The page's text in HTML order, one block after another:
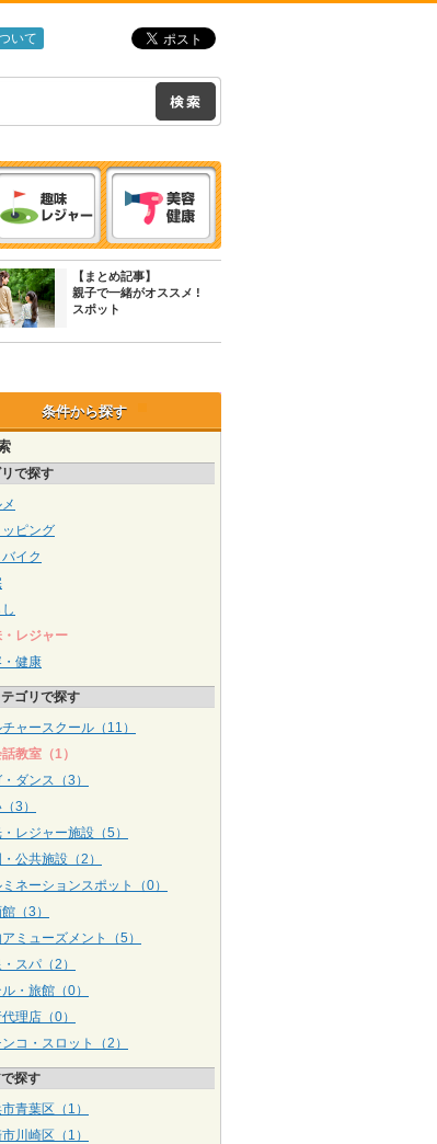
いて
【まとめ記事】
親子で一緒がオススメ !
スポット
条件から探す
で探す
ッピング
イク
・レジャー
健康
ゴリで探す
ャースクール（11）
教室（1）
ダンス（3）
3）
レジャー施設（5）
公共施設（2）
ネーションスポット（0）
（3）
ミューズメント（5）
スパ（2）
・旅館（0）
理店（0）
コ・スロット（2）
探す
青葉区（1）
川崎区（1）